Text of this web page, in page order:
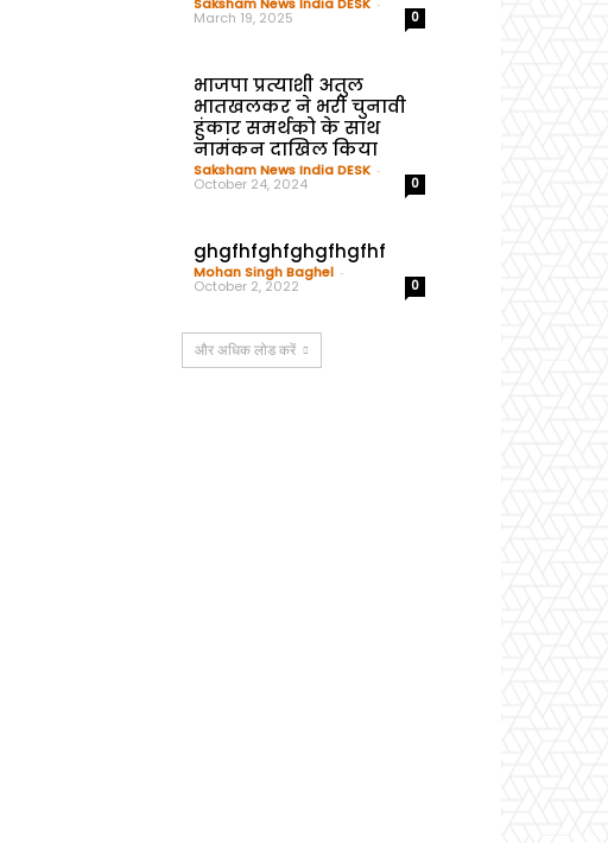
March 19, 2025 0
भाजपा प्रत्याशी अतुल
भातखलकर ने भरी चुनावी
हुंकार समर्थको के साथ
नामंकन दाखिल किया
Saksham News India DESK -
October 24, 2024 0
ghgfhfghfghgfhgfhf
Mohan Singh Baghel -
October 2, 2022 0
और अधिक लोड करें